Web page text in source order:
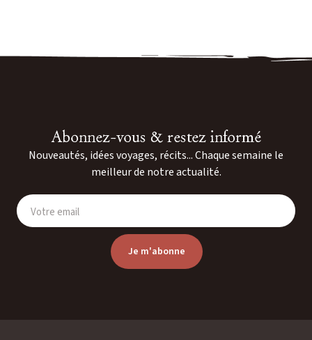
Abonnez-vous & restez informé
Nouveautés, idées voyages, récits... Chaque semaine le
meilleur de notre actualité.
Votre email
Je m'abonne